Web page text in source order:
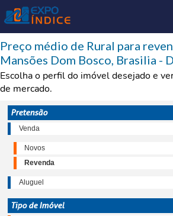
Preço médio de Rural para
Mansões Dom Bosco, Brasilia -
Escolha o perfil do imóvel desejado e
de mercado.
Pretensão
Venda
Novos
Revenda
Aluguel
Tipo de Imóvel